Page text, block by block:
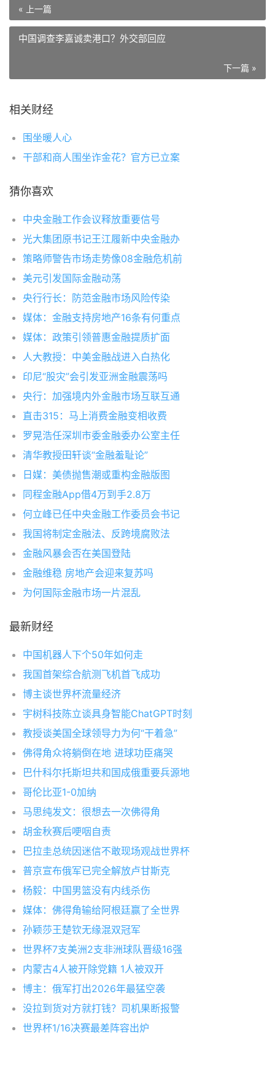
« 上一篇
中国调查李嘉诚卖港口？外交部回应
下一篇 »
相关财经
围坐暖人心
干部和商人围坐诈金花？官方已立案
猜你喜欢
中央金融工作会议释放重要信号
光大集团原书记王江履新中央金融办
策略师警告市场走势像08金融危机前
美元引发国际金融动荡
央行行长：防范金融市场风险传染
媒体：金融支持房地产16条有何重点
媒体：政策引领普惠金融提质扩面
人大教授：中美金融战进入白热化
印尼“股灾”会引发亚洲金融震荡吗
央行：加强境内外金融市场互联互通
直击315：马上消费金融变相收费
罗晃浩任深圳市委金融委办公室主任
清华教授田轩谈“金融羞耻论”
日媒：美债抛售潮或重构金融版图
同程金融App借4万到手2.8万
何立峰已任中央金融工作委员会书记
我国将制定金融法、反跨境腐败法
金融风暴会否在美国登陆
金融维稳 房地产会迎来复苏吗
为何国际金融市场一片混乱
最新财经
中国机器人下个50年如何走
我国首架综合航测飞机首飞成功
博主谈世界杯流量经济
宇树科技陈立谈具身智能ChatGPT时刻
教授谈美国全球领导力为何“干着急”
佛得角众将躺倒在地 进球功臣痛哭
巴什科尔托斯坦共和国成俄重要兵源地
哥伦比亚1-0加纳
马思纯发文：很想去一次佛得角
胡金秋赛后哽咽自责
巴拉圭总统因迷信不敢现场观战世界杯
普京宣布俄军已完全解放卢甘斯克
杨毅：中国男篮没有内线杀伤
媒体：佛得角输给阿根廷赢了全世界
孙颖莎王楚钦无缘混双冠军
世界杯7支美洲2支非洲球队晋级16强
内蒙古4人被开除党籍 1人被双开
博主：俄军打出2026年最猛空袭
没拉到货对方就打钱？司机果断报警
世界杯1/16决赛最差阵容出炉